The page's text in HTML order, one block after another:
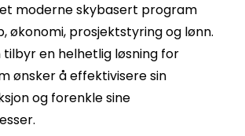
moderne skybasert program
økonomi, prosjektstyring og lønn.
en helhetlig løsning for
ønsker å effektivisere sin
og forenkle sine